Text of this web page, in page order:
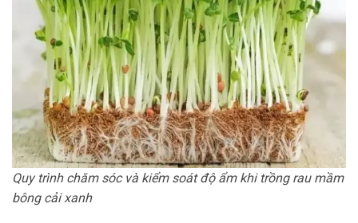
Quy trình chăm sóc và kiểm soát độ ẩm khi trồng rau mầm
bông cải xanh